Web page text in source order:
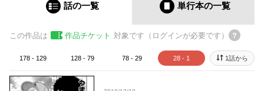
話の一覧 単行本の一覧
この作品は 作品チケット 対象です（ログインが必要です）
178 - 129 128 - 79 78 - 29 28 - 1 1話から